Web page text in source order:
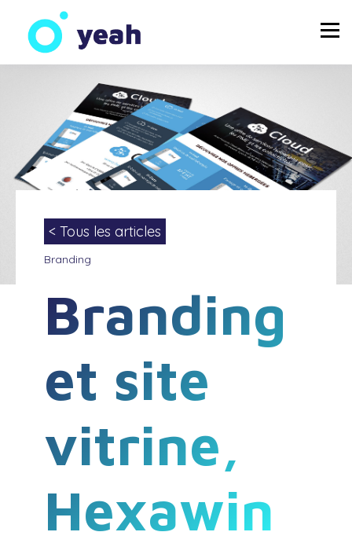
< Tous les articles
Branding
Branding
et site
vitrine,
Hexawin